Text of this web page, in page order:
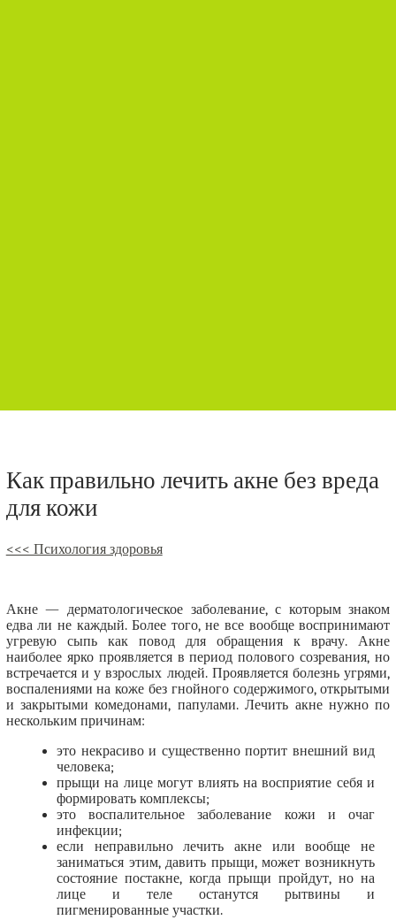
Как правильно лечить акне без вреда
для кожи
<<< Психология здоровья
Акне — дерматологическое заболевание, с которым знаком
едва ли не каждый. Более того, не все вообще воспринимают
угревую сыпь как повод для обращения к врачу. Акне
наиболее ярко проявляется в период полового созревания, но
встречается и у взрослых людей. Проявляется болезнь угрями,
воспалениями на коже без гнойного содержимого, открытыми
и закрытыми комедонами, папулами. Лечить акне нужно по
нескольким причинам:
это некрасиво и существенно портит внешний вид
человека;
прыщи на лице могут влиять на восприятие себя и
формировать комплексы;
это воспалительное заболевание кожи и очаг
инфекции;
если неправильно лечить акне или вообще не
заниматься этим, давить прыщи, может возникнуть
состояние постакне, когда прыщи пройдут, но на
лице и теле останутся рытвины и
пигменированные участки.